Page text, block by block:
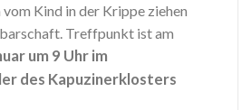
Kind in der Krippe ziehen
Treffpunkt ist am
um 9 Uhr im
des Kapuzinerklosters